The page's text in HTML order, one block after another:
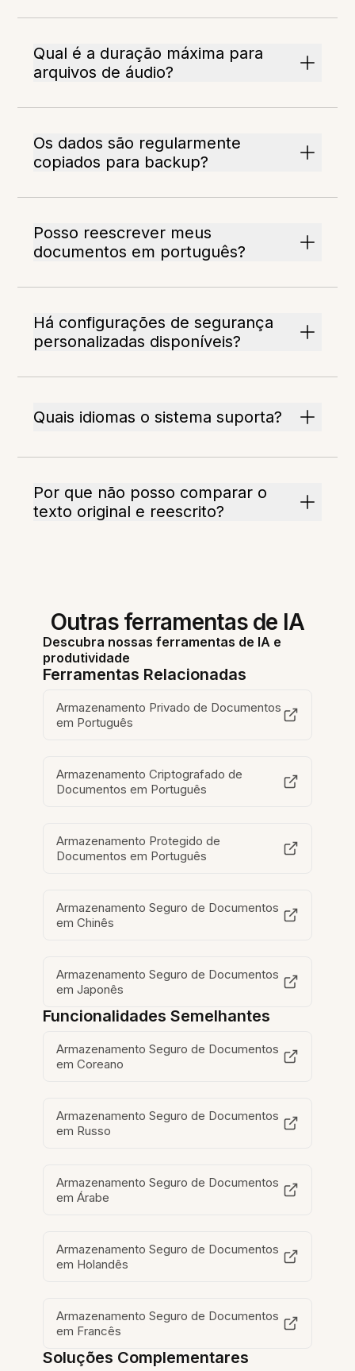
Qual é a duração máxima para
arquivos de áudio?
Os dados são regularmente
copiados para backup?
Posso reescrever meus
documentos em português?
Há configurações de segurança
personalizadas disponíveis?
Quais idiomas o sistema suporta?
Por que não posso comparar o
texto original e reescrito?
Outras ferramentas de IA
Descubra nossas ferramentas de IA e
produtividade
Ferramentas Relacionadas
Armazenamento Privado de Documentos
em Português
Armazenamento Criptografado de
Documentos em Português
Armazenamento Protegido de
Documentos em Português
Armazenamento Seguro de Documentos
em Chinês
Armazenamento Seguro de Documentos
em Japonês
Funcionalidades Semelhantes
Armazenamento Seguro de Documentos
em Coreano
Armazenamento Seguro de Documentos
em Russo
Armazenamento Seguro de Documentos
em Árabe
Armazenamento Seguro de Documentos
em Holandês
Armazenamento Seguro de Documentos
em Francês
Soluções Complementares